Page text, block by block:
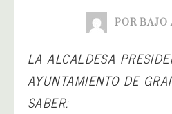
POR
LA ALCALDESA
AYUNTAMIENTO DE
SABER: